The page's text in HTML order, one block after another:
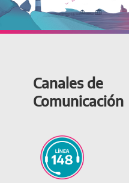
Canales de
Comunicación